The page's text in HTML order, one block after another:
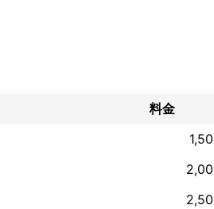
提供しています、渡辺靖典(ﾜﾀﾅﾍﾞﾔｽﾉﾘ)
10年、実家に帰ってきて十数年が経過
寄り添い「親切、丁寧、満足な仕上が
ます‼
料金